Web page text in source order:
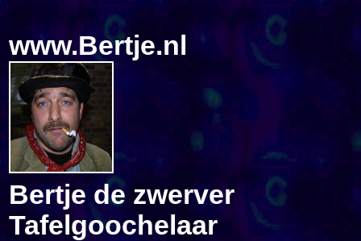
www.Bertje.nl
Bertje de zwerver
Tafelgoochelaar